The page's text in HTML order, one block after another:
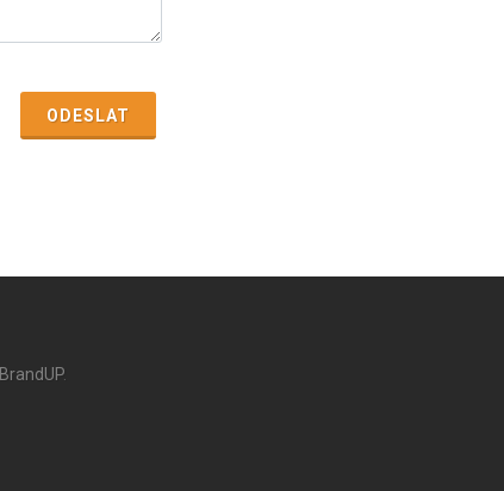
ODESLAT
BrandUP.